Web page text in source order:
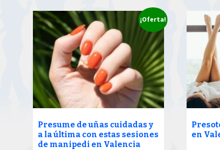
¡Oferta!
Presume de uñas cuidadas y
a la última con estas sesiones
de manipedi en Valencia
en